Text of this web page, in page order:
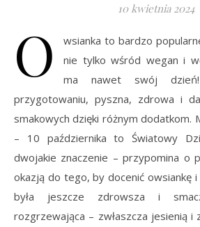
10 kwietnia 2024
O
wsianka to bardzo
nie tylko wśród wegan i
ma nawet swój
przygotowaniu, pyszna, zdrowa i
smakowych dzięki różnym dodatkom.
– 10 października to Światowy
dwojakie znaczenie – przypomina o
okazją do tego, by docenić owsiankę
była jeszcze zdrowsza i
rozgrzewająca – zwłaszcza jesienią i